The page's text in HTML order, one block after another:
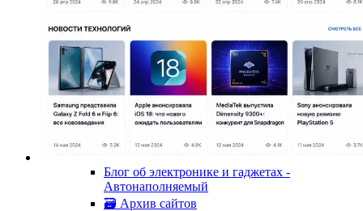
Блог об электронике и гаджетах -
Автонаполняемый
🗃 Архив сайтов